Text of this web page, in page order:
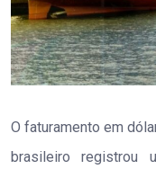
O faturamento em
brasileiro registrou